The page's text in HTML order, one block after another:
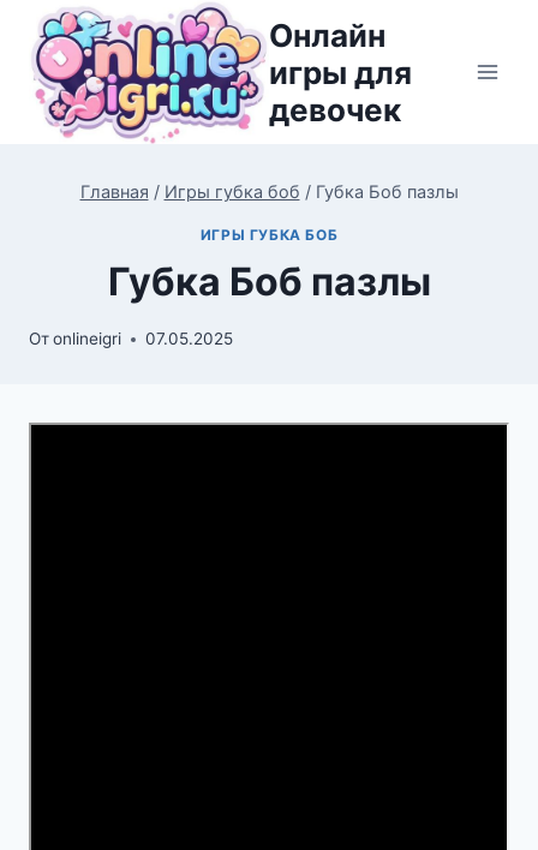
Перейти
содержимому
Онлайн
игры для
девочек
Главная / Игры губка боб / Губка Боб пазлы
ИГРЫ ГУБКА БОБ
Губка Боб пазлы
Отonlineigri 07.05.2025